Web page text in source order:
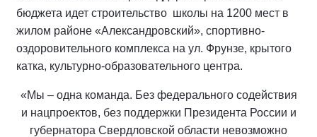
бюджета идет строительство школы на 1200 мест в
жилом районе «Александровский», спортивно-
оздоровительного комплекса на ул. Фрунзе, крытого
катка, культурно-образовательного центра.
«Мы – одна команда. Без федерального содействия
и нацпроектов, без поддержки Президента России и
губернатора Свердловской области невозможно